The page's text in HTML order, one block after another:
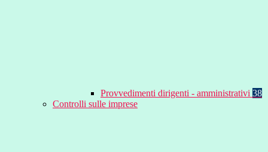
Provvedimenti dirigenti - amministrativi 38
Controlli sulle imprese